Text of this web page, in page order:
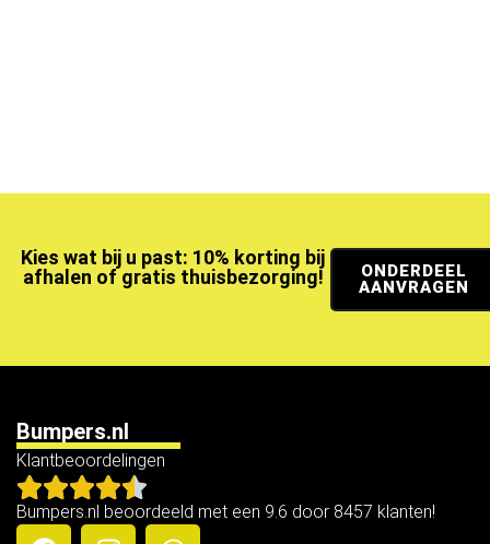
Kies wat bij u past: 10% korting bij
afhalen of gratis thuisbezorging!
ONDERDEEL
AANVRAGEN
Bumpers.nl
Klantbeoordelingen
Bumpers.nl beoordeeld met een 9.6 door 8457 klanten!